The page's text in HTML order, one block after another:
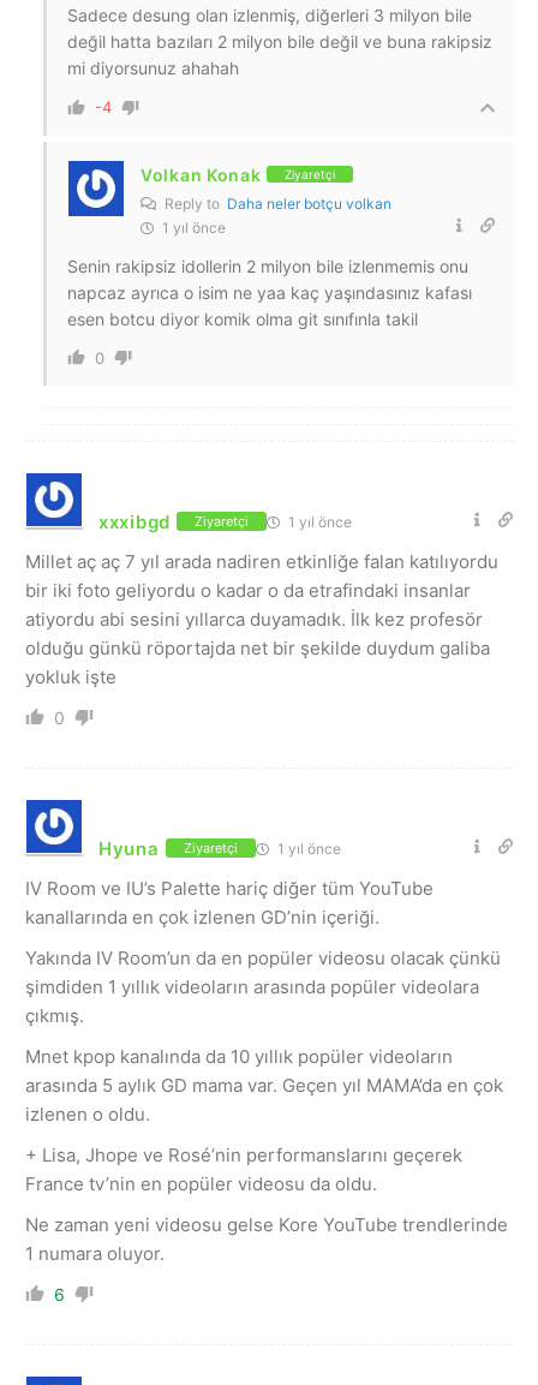
Sadece desung olan izlenmiş, diğerleri 3 milyon bile
değil hatta bazıları 2 milyon bile değil ve buna rakipsiz
mi diyorsunuz ahahah
-4
Volkan Konak Ziyaretçi
Reply to Daha neler botçu volkan
1 yıl önce
Senin rakipsiz idollerin 2 milyon bile izlenmemis onu
napcaz ayrıca o isim ne yaa kaç yaşındasınız kafası
esen botcu diyor komik olma git sınıfınla takil
0
xxxibgd Ziyaretçi 1 yıl önce
Millet aç aç 7 yıl arada nadiren etkinliğe falan katılıyordu
bir iki foto geliyordu o kadar o da etrafindaki insanlar
atiyordu abi sesini yıllarca duyamadık. İlk kez profesör
olduğu günkü röportajda net bir şekilde duydum galiba
yokluk işte
0
Hyuna Ziyaretçi 1 yıl önce
IV Room ve IU’s Palette hariç diğer tüm YouTube
kanallarında en çok izlenen GD’nin içeriği.
Yakında IV Room’un da en popüler videosu olacak çünkü
şimdiden 1 yıllık videoların arasında popüler videolara
çıkmış.
Mnet kpop kanalında da 10 yıllık popüler videoların
arasında 5 aylık GD mama var. Geçen yıl MAMA’da en çok
izlenen o oldu.
+ Lisa, Jhope ve Rosé’nin performanslarını geçerek
France tv’nin en popüler videosu da oldu.
Ne zaman yeni videosu gelse Kore YouTube trendlerinde
1 numara oluyor.
6